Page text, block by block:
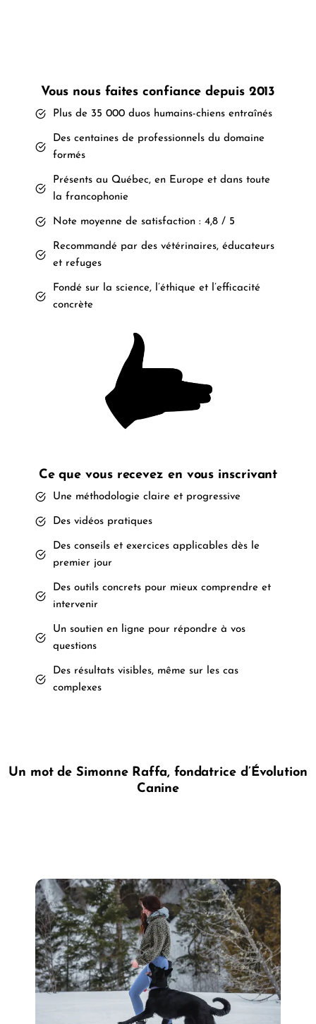
Vous nous faites confiance depuis 2013
Plus de 35 000 duos humains-chiens entraînés
Des centaines de professionnels du domaine
formés
Présents au Québec, en Europe et dans toute
la francophonie
Note moyenne de satisfaction : 4,8 / 5
Recommandé par des vétérinaires, éducateurs
et refuges
Fondé sur la science, l’éthique et l’efficacité
concrète
Ce que vous recevez en vous inscrivant
Une méthodologie claire et progressive
Des vidéos pratiques
Des conseils et exercices applicables dès le
premier jour
Des outils concrets pour mieux comprendre et
intervenir
Un soutien en ligne pour répondre à vos
questions
Des résultats visibles, même sur les cas
complexes
Un mot de Simonne Raffa, fondatrice d’Évolution
Canine